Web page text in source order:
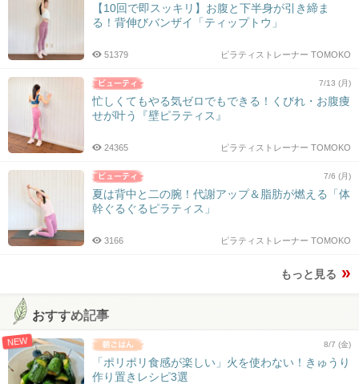
【10回で即スッキリ】お腹と下半身が引き締ま
る！背伸びバンザイ「ティップトウ」
ピラティストレーナー TOMOKO
51379
7/13 (月)
忙しくてもやる気ゼロでもできる！くびれ・お腹痩
せが叶う『壁ピラティス』
ピラティストレーナー TOMOKO
24365
7/6 (月)
夏は背中と二の腕！代謝アップ＆脂肪が燃える「体
幹ぐるぐるピラティス」
ピラティストレーナー TOMOKO
3166
もっと見る
おすすめ記事
NEW 8/7 (金)
「ポリポリ食感が楽しい」火を使わない！きゅうり
作り置きレシピ3選